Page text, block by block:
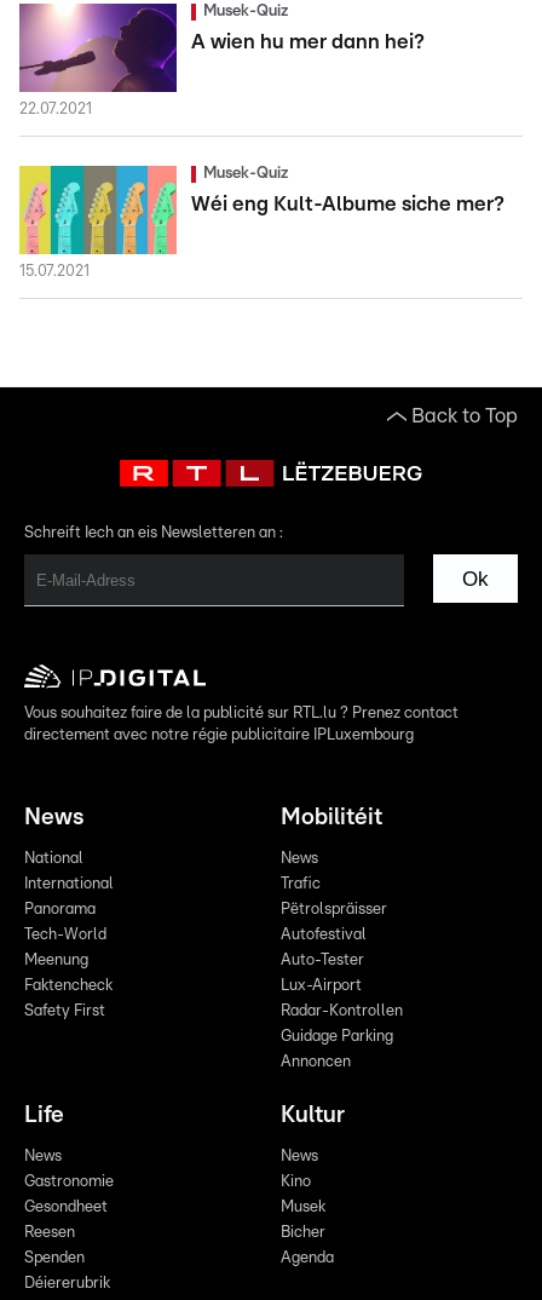
Musek-Quiz
A wien hu mer dann hei?
22.07.2021
Musek-Quiz
Wéi eng Kult-Albume siche mer?
15.07.2021
Back to Top
Schreift Iech an eis Newsletteren an :
Ok
Vous souhaitez faire de la publicité sur RTL.lu ? Prenez contact
directement avec notre régie publicitaire IPLuxembourg
News
National
International
Panorama
Tech-World
Meenung
Faktencheck
Safety First
Mobilitéit
News
Trafic
Pëtrolspräisser
Autofestival
Auto-Tester
Lux-Airport
Radar-Kontrollen
Guidage Parking
Annoncen
Life
News
Gastronomie
Gesondheet
Reesen
Spenden
Déiererubrik
Kultur
News
Kino
Musek
Bicher
Agenda